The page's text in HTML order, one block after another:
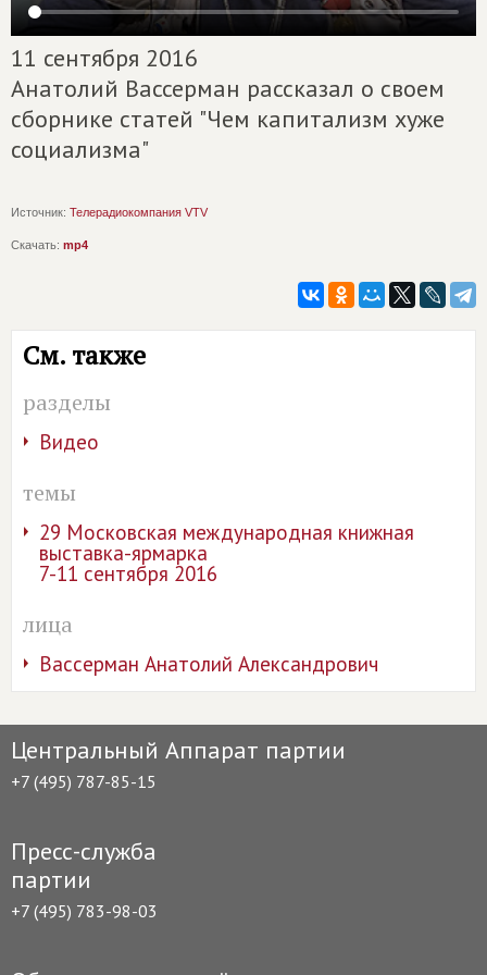
11 сентября 2016
Анатолий Вассерман рассказал о своем
сборнике статей "Чем капитализм хуже
социализма"
Источник: Телерадиокомпания VTV
Скачать: mp4
См. также
разделы
Видео
темы
29 Московская международная книжная
выставка-ярмарка
7-11 сентября 2016
лица
Вассерман Анатолий Александрович
Центральный Аппарат партии
+7 (495) 787-85-15
Пресс-служба
партии
+7 (495) 783-98-03